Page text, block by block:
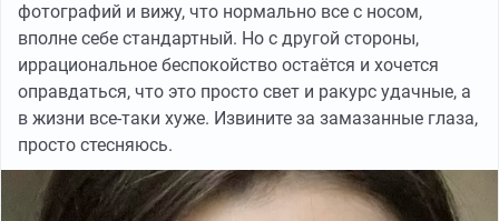
фотографий и вижу, что нормально все с носом,
вполне себе стандартный. Но с другой стороны,
иррациональное беспокойство остаётся и хочется
оправдаться, что это просто свет и ракурс удачные, а
в жизни все-таки хуже. Извините за замазанные глаза,
просто стесняюсь.